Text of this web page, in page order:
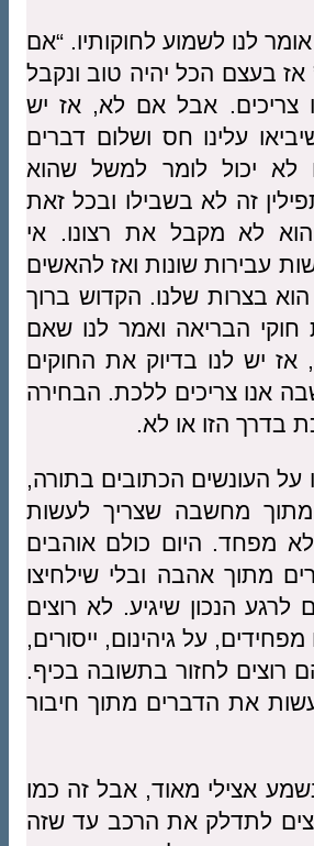
לנו לשמוע לחוקותיו. “אם
אז בעצם הכל יהיה טוב ונקבל
אבל אם לא, אז יש
עלינו חס ושלום דברים
לא יכול לומר למשל שהוא
זה לא בשבילו ובכל זאת
לא מקבל את רצונו. אי
עבירות שונות ואז להאשים
בצרות שלנו. הקדוש ברוך
חוקי הבריאה ואמר לנו שאם
אז יש לנו בדיוק את החוקים
אנו צריכים ללכת. הבחירה
בדרך הזו או לא.
העונשים הכתובים בתורה,
מתוך מחשבה שצריך לעשות
מפחד. היום כולם אוהבים
מתוך אהבה ובלי שילחיצו
הנכון שיגיע. לא רוצים
על גיהינום, ייסורים,
רוצים לחזור בתשובה בכיף.
את הדברים מתוך חיבור
אצילי מאוד, אבל זה כמו
לתדלק את הרכב עד שזה